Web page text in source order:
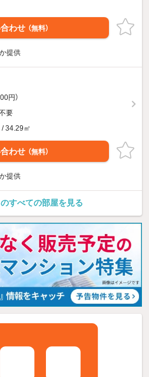
わせ （無料）
提供
円）
要
34.29㎡
わせ （無料）
提供
すべての部屋を見る